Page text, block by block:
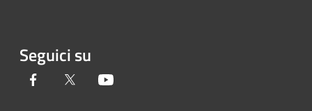
Seguici su
Facebook Twitter